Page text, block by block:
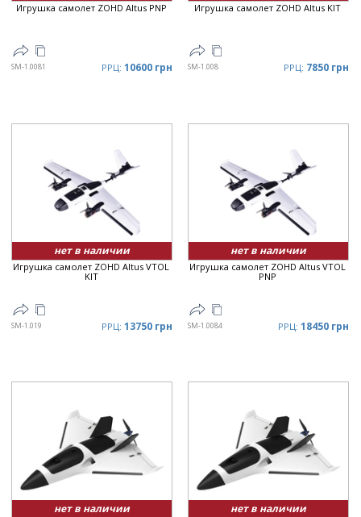
Игрушка самолет ZOHD Altus PNP
SM-1.0081 РРЦ: 10600 грн
Игрушка самолет ZOHD Altus KIT
SM-1.008 РРЦ: 7850 грн
нет в наличии
Игрушка самолет ZOHD Altus VTOL
KIT
SM-1.019 РРЦ: 13750 грн
нет в наличии
Игрушка самолет ZOHD Altus VTOL
PNP
SM-1.0084 РРЦ: 18450 грн
нет в наличии нет в наличии